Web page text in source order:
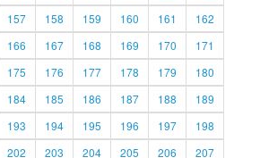
157 158 159 160 161
162
166 167 168 169 170
171
175 176 177 178 179
180
184 185 186 187 188
189
193 194 195 196 197
198
202 203 204 205 206
207